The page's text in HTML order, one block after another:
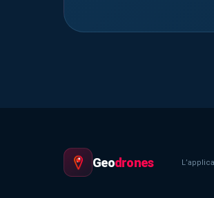
Geodrones